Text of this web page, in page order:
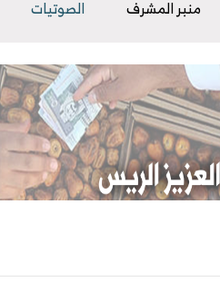
منبر المشرف الصوتيات